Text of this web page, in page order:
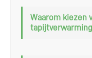
Waarom kiezen
Vanaf